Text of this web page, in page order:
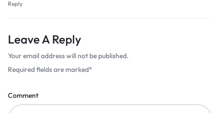
Reply
Leave A Reply
Your email address will not be published.
Required fields are marked*
Comment